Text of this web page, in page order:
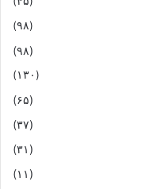
(۹۸)
(۹۸)
(۱۳۰)
(۶۵)
(۳۷)
(۳۱)
(۱۱)